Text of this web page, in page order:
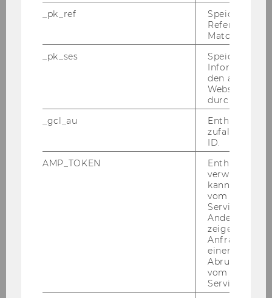
Sarah Anna Fernbach
Benedikt Hirschler
Externe Lehrbeauftragte
Office Management
_pk_ref
Speicherung
Referrers
Matomo.
_pk_ses
Speicherung
den aktuellen
durch
_gcl_au
Enthält eine
ID.
AMP_TOKEN
Enthält ein
verwendet
kann, um
vom AMP-
Service
Andere
zeigen Opt-
Anfrage im
einen Fehler
Abrufen
vom AMP
Service an.